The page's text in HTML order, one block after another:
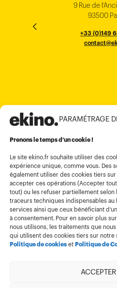
PARAMÉTRAGE
Prenons le temps d’un cookie !
Le site ekino.fr souhaite utiliser des
expérience unique, comme vous. Des
également utiliser des cookies tiers
accepter ces opérations (Accepter
tout) ou les refuser partiellement selon
traceurs techniques indispensables
services ainsi que ceux bénéficiant
à consentement. Pour en savoir plus
nous utilisons, les traitements que
qui utilisent des cookies tiers sur
Politique de cookiesetPolitique de
9 Rue de
93500
+33 (0)149
80
Singapore
+65 6317 6600
THE
184 Le Dai Hanh,
Ho-Chi-
1 cours
33000
+33 (0)5 57
25F, Paul Y.
Hung To Rd,
Hong
124, Surya
6th Floor, HAL
Murugesh
200
NEW
Conditions
Politique de
Gestion
Index